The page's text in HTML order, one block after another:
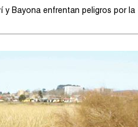
y Bayona enfrentan peligros por la